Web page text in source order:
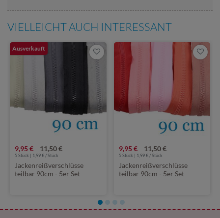
VIELLEICHT AUCH INTERESSANT
Ausverkauft
9,95 € 11,50 €
5 Stück | 1,99 € / Stück
Jackenreißverschlüsse
teilbar 90cm - 5er Set
9,95 € 11,50 €
5 Stück | 1,99 € / Stück
Jackenreißverschlüsse
teilbar 90cm - 5er Set